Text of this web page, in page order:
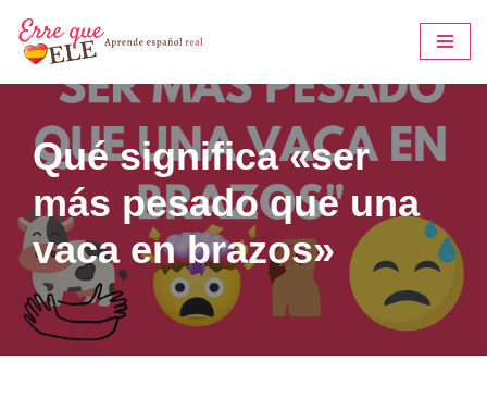
Saltar
al
Qué significa «ser
más pesado que una
vaca en brazos»